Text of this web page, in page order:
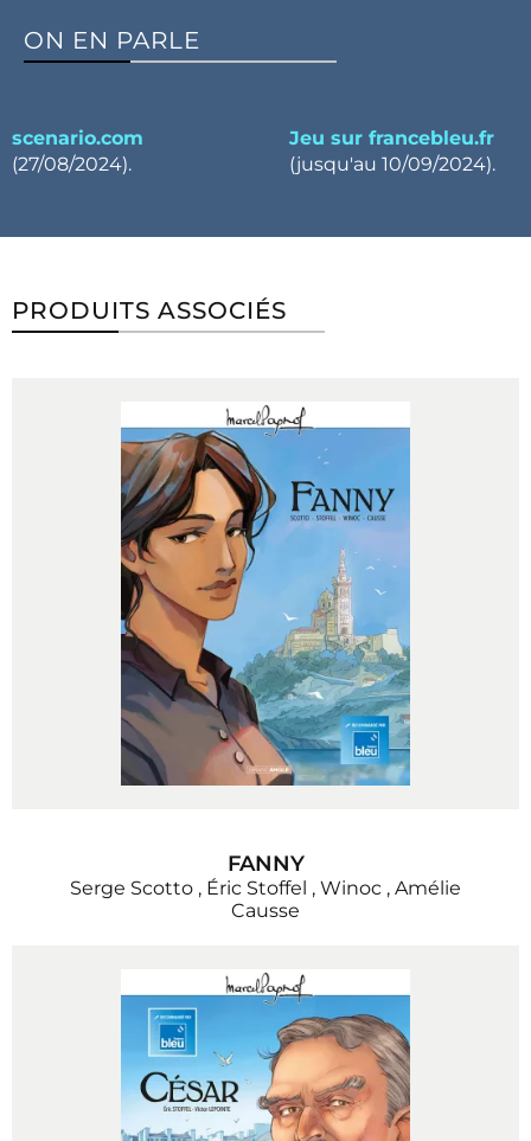
ON EN PARLE
scenario.com
(27/08/2024).
Jeu sur francebleu.fr
(jusqu'au 10/09/2024).
PRODUITS ASSOCIÉS
FANNY
Serge Scotto , Éric Stoffel , Winoc , Amélie
Causse